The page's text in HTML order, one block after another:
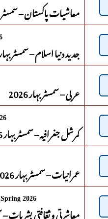
معاشیات پاکستان – سمسٹر
جدید دنیا اسلام – سمسٹر بہار
عربی – سمسٹر بہار 2026
کمرشل جغرافیہ – سمسٹر بہار 2026
عمرانیات – سمسٹر بہار 2026
2026
معاشرتی و ثقافتی بشریات –